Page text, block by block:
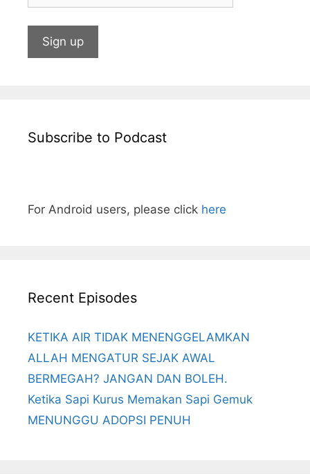
Subscribe to Podcast
For Android users, please click here
Recent Episodes
KETIKA AIR TIDAK MENENGGELAMKAN
ALLAH MENGATUR SEJAK AWAL
BERMEGAH? JANGAN DAN BOLEH.
Ketika Sapi Kurus Memakan Sapi Gemuk
MENUNGGU ADOPSI PENUH